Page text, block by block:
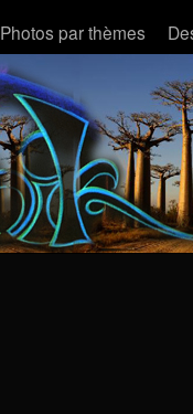
Photos par thèmes